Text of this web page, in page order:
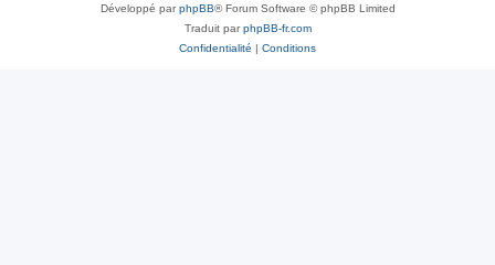
Développé parphpBB® Forum Software © phpBB Limited
Traduit parphpBB-fr.com
Confidentialité | Conditions